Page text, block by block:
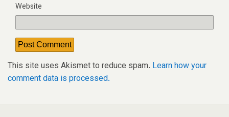
Website
This site uses Akismet to reduce spam. Learn how your
comment data is processed.